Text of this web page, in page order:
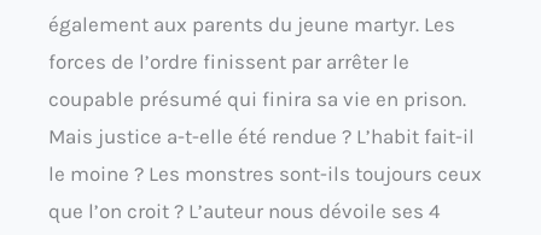
également aux parents du jeune martyr. Les
forces de l’ordre finissent par arrêter le
coupable présumé qui finira sa vie en prison.
Mais justice a-t-elle été rendue ? L’habit fait-il
le moine ? Les monstres sont-ils toujours ceux
que l’on croit ? L’auteur nous dévoile ses 4